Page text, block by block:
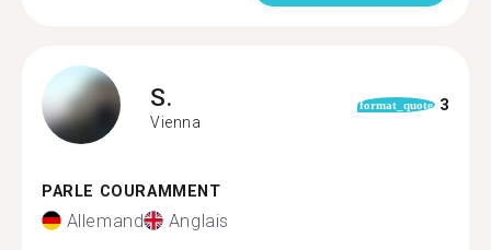
S.
Vienna
format_quote 3
PARLE COURAMMENT
Allemand Anglais